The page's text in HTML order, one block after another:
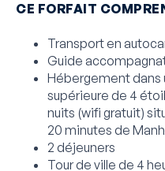
CE FORFAIT
Transport en
Guide
Hébergement dans
supérieure de 4
nuits (wifi gratuit)
20 minutes de
2 déjeuners
Tour de ville de 4